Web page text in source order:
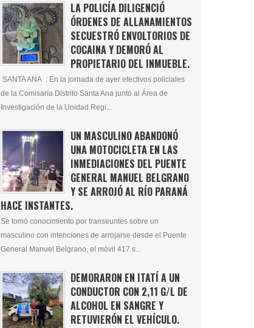
LA POLICÍA DILIGENCIÓ
ÓRDENES DE ALLANAMIENTOS
SECUESTRÓ ENVOLTORIOS DE
COCAINA Y DEMORÓ AL
PROPIETARIO DEL INMUEBLE.
SANTA ANA : En la jornada de ayer efectivos policiales
de la Comisaría Distrito Santa Ana junto al Área de
Investigación de la Unidad Regi...
UN MASCULINO ABANDONÓ
UNA MOTOCICLETA EN LAS
INMEDIACIONES DEL PUENTE
GENERAL MANUEL BELGRANO
Y SE ARROJÓ AL RÍO PARANÁ
HACE INSTANTES.
Se tomó conocimiento por transeuntes sobre un
masculino con intenciones de arrojarse desde el Puente
General Manuel Belgrano, el móvil 417 s...
DEMORARON EN ITATÍ A UN
CONDUCTOR CON 2,11 G/L DE
ALCOHOL EN SANGRE Y
RETUVIERÓN EL VEHÍCULO.